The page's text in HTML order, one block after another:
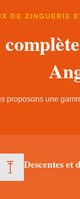
DE ZINGUERIE
proposons une
Descentes et